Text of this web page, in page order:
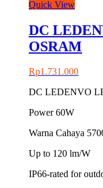
Quick View
DC
OSRAM
Rp1.731.000
DC LEDENVO
Power 60W
Warna Cahaya
Up to 120 lm/W
IP66-rated for